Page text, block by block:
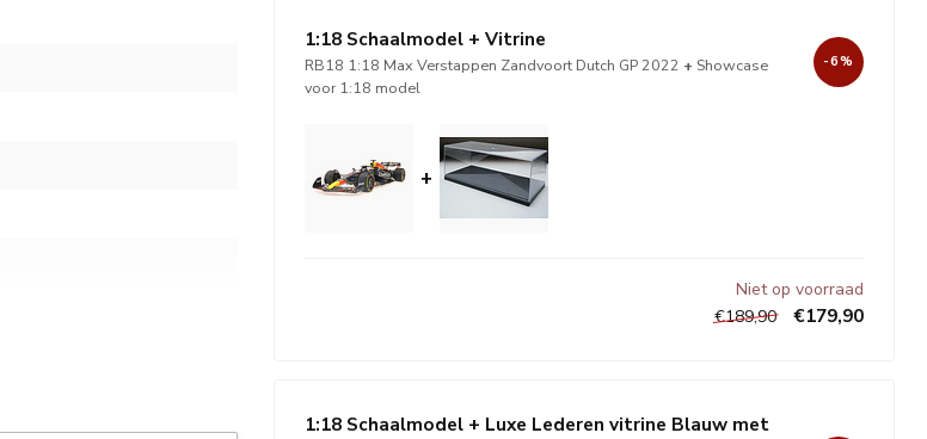
1:18 Schaalmodel + Vitrine
RB18 1:18 Max Verstappen Zandvoort Dutch GP 2022 + Showcase
voor 1:18 model
-6%
+
Niet op voorraad
€189,90
€179,90
1:18 Schaalmodel + Luxe Lederen vitrine Blauw met